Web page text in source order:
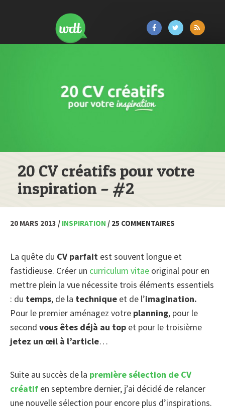
20 CV créatifs pour votre
inspiration – #2
20 MARS 2013 / INSPIRATION / 25 COMMENTAIRES
La quête du CV parfait est souvent longue et
fastidieuse. Créer un curriculum vitae original pour en
mettre plein la vue nécessite trois éléments essentiels
: du temps, de la technique et de l’imagination.
Pour le premier aménagez votre planning, pour le
second vous êtes déjà au top et pour le troisième
jetez un œil à l’article…
Suite au succès de la première sélection de CV
créatif en septembre dernier, j’ai décidé de relancer
une nouvelle sélection pour encore plus d’inspirations.